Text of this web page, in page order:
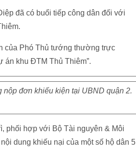
đã có buổi tiếp công dân đối với
của Phó Thủ tướng thường trực
án khu ĐTM Thủ Thiêm”.
đơn khiếu kiện tại UBND quận 2.
phối hợp với Bộ Tài nguyên & Môi
dung khiếu nại của một số hộ dân 5